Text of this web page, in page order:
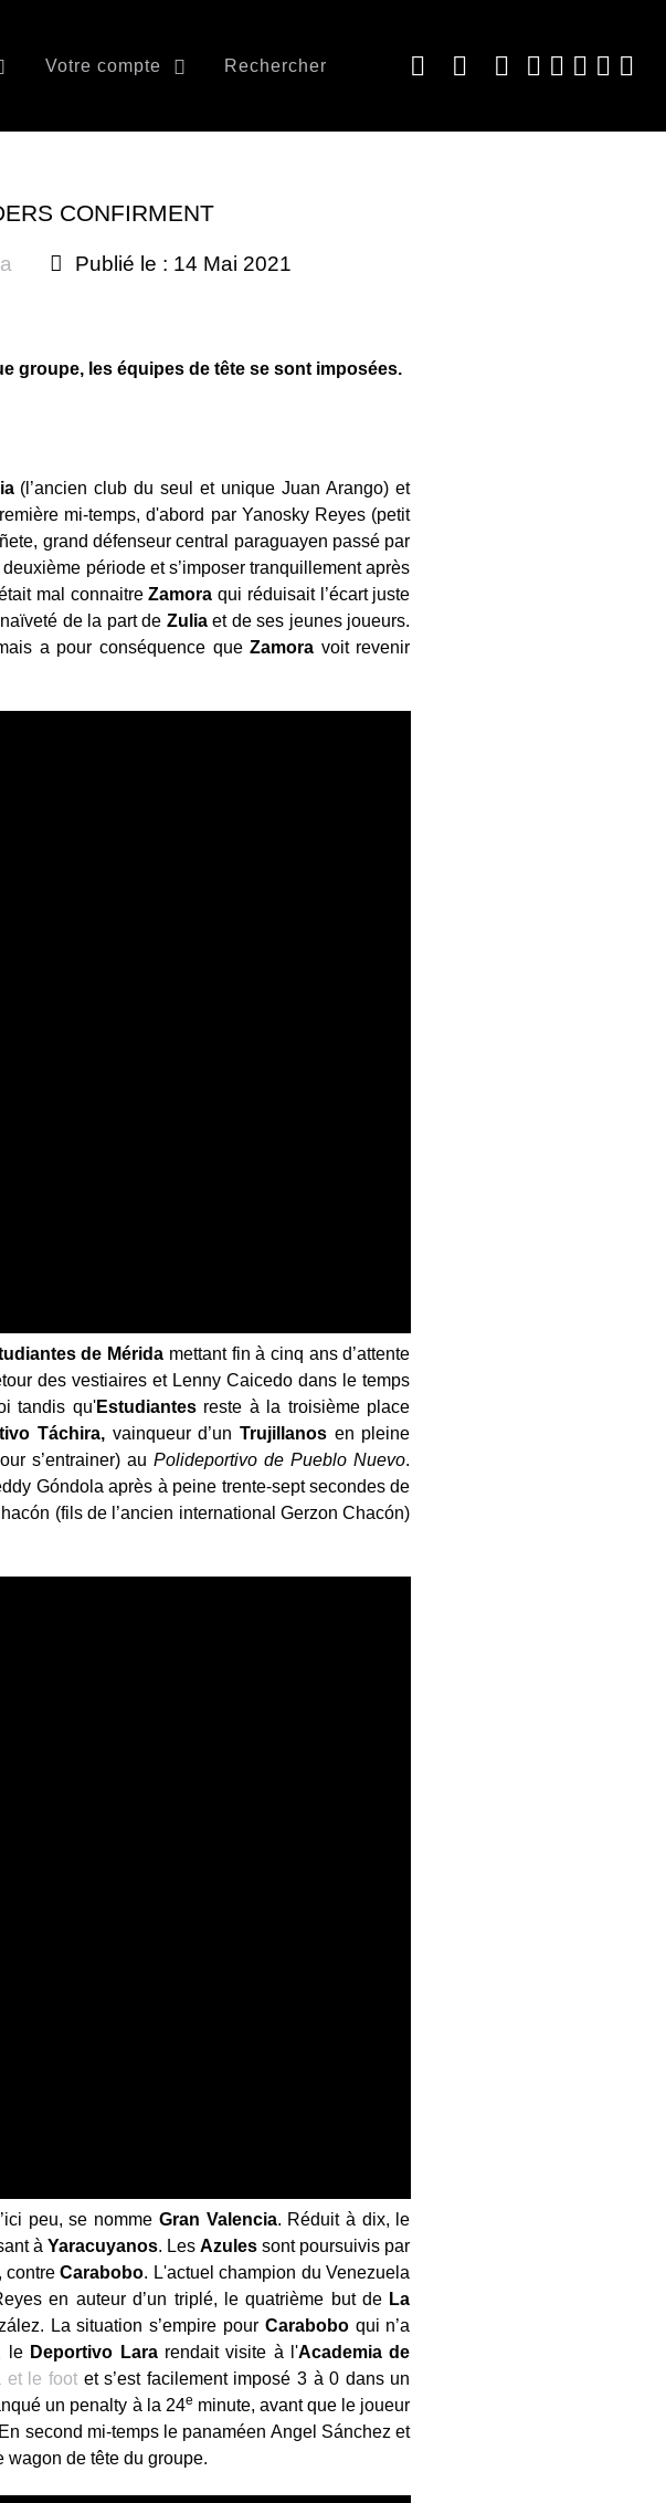
Votre compte Rechercher
CONFIRMENT
Publié le : 14 Mai 2021
groupe, les équipes de tête se sont imposées.
(l’ancien club du seul et unique Juan Arango) et
mi-temps, d'abord par Yanosky Reyes (petit
grand défenseur central paraguayen passé par
période et s’imposer tranquillement après
mal connaitreZamora qui réduisait l’écart juste
de la part de Zuliaet de ses jeunes joueurs.
a pour conséquence queZamora voit revenir
de Mérida mettant fin à cinq ans d’attente
des vestiaires et Lenny Caicedo dans le temps
tandis qu'Estudiantesreste à la troisième place
Táchira, vainqueur d’unTrujillanos en pleine
s’entrainer) auPolideportivo de Pueblo Nuevo.
Góndola après à peine trente-sept secondes de
(fils de l’ancien international Gerzon Chacón)
peu, se nomme Gran Valencia. Réduit à dix, le
àYaracuyanos. LesAzules sont poursuivis par
contreCarabobo. L'actuel champion du Venezuela
en auteur d’un triplé, le quatrième but de La
La situation s’empire pour Caraboboqui n’a
le Deportivo Lararendait visite à l'Academia de
et le footet s’est facilement imposé 3 à 0 dans un
un penalty à la 24e minute, avant que le joueur
second mi-temps le panaméen Angel Sánchez et
de tête du groupe.